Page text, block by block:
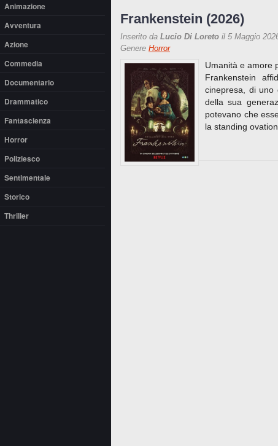
Animazione
Avventura
Azione
Commedia
Documentario
Drammatico
Fantascienza
Horror
Poliziesco
Sentimentale
Storico
Thriller
Frankenstein (2026)
Inserito da Lucio Di Loreto il 5 Maggio
Genere Horror
Umanità e amore
Frankenstein
cinepresa, di uno
della sua
potevano che
la standing